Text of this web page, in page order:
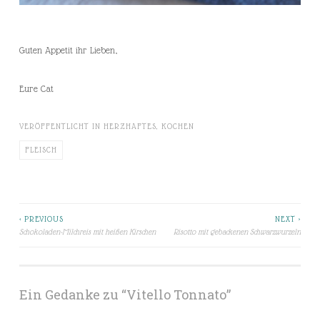
Guten Appetit ihr Lieben,
Eure Cat
VERÖFFENTLICHT IN HERZHAFTES KOCHEN
FLEISCH
Beitragsnavigation
< PREVIOUS
Schokoladen-Milchreis mit heißen Kirschen
NEXT >
Risotto mit gebackenen Schwarzwurzeln
Ein Gedanke zu “Vitello Tonnato”